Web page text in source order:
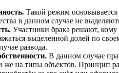
Такой режим
в данном случае не
Участники брака решают,
выделенной долей по
развода.
В данном случае
же на типы объектов. Принцип